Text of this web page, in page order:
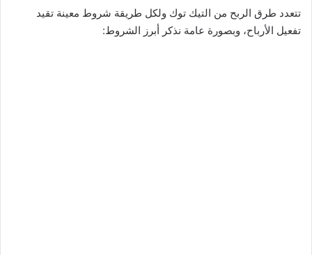
تتعدد طرق الربح من التيك توك ولكل طريقة شروط معينة تقيد
تفعيل الأرباح، وبصورة عامة نذكر أبرز الشروط: